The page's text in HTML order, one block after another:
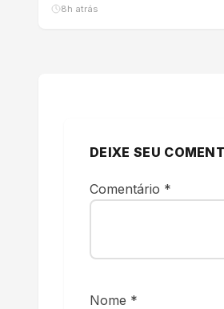
8h atrás
DEIXE SEU
Comentário *
Nome *